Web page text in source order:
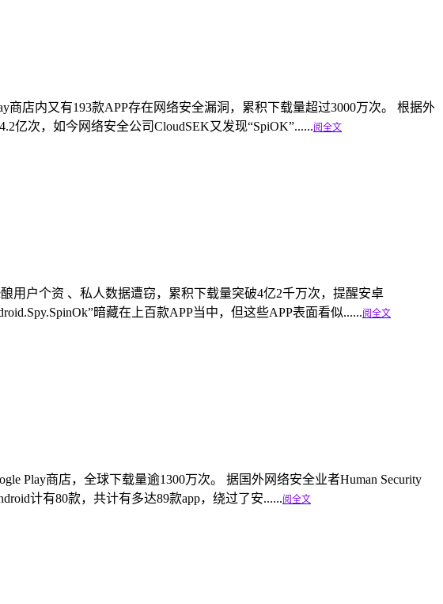
商店内又有193款APP存在网络安全漏洞，累积下载量超过3000万次。 根据外
亿次，如今网络安全公司CloudSEK又发现“SpiOK”......阅全文
用户个资 、私人数据遭窃，累积下载量突破4亿2千万次，提醒安卓
暗藏在上百款APP当中，但这些APP表面看似......阅全文
Play商店，全球下载量逾1300万次。 据国外网络安全业者Human Security
计有80款，共计有多达89款app，绕过了安......阅全文